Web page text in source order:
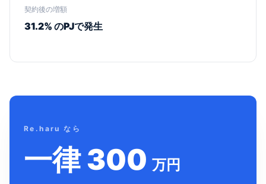
契約後の増額
31.2% のPJで発生
Re.haru なら
一律 300 万円